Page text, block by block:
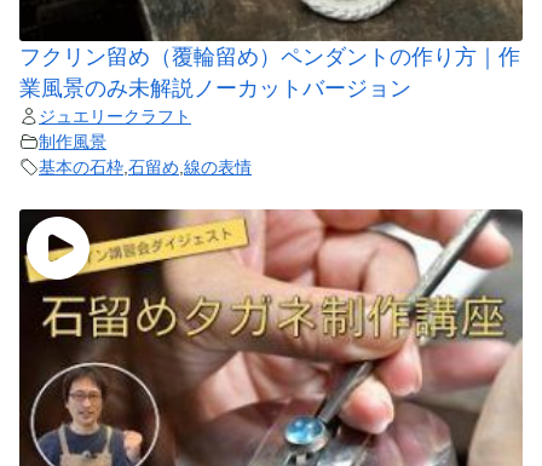
フクリン留め（覆輪留め）ペンダントの作り方｜作
業風景のみ未解説ノーカットバージョン
ジュエリークラフト
制作風景
基本の石枠 石留め 線の表情